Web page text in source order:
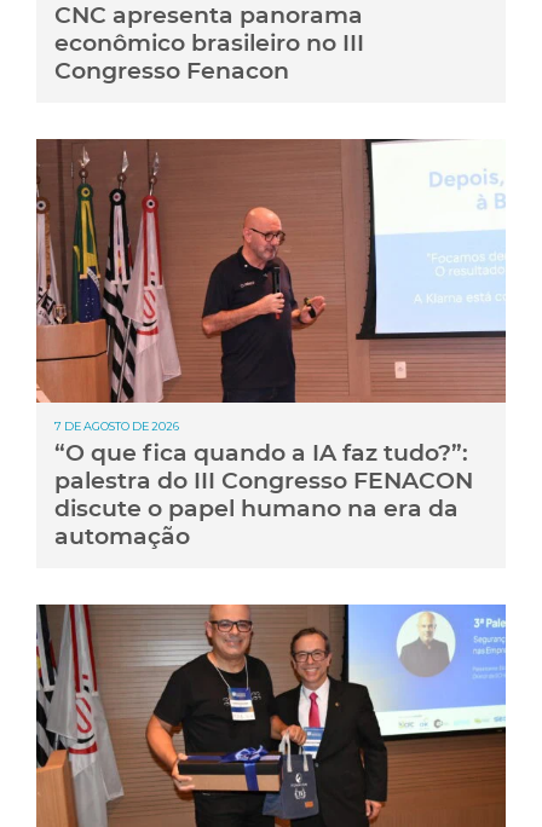
CNC apresenta panorama
econômico brasileiro no III
Congresso Fenacon
7 DE AGOSTO DE 2026
“O que fica quando a IA faz tudo?”:
palestra do III Congresso FENACON
discute o papel humano na era da
automação